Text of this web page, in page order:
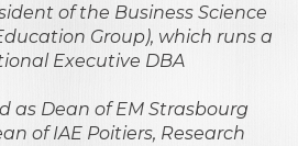
of the Business Science
Group), which runs a
Executive DBA
as Dean of EM Strasbourg
of IAE Poitiers, Research